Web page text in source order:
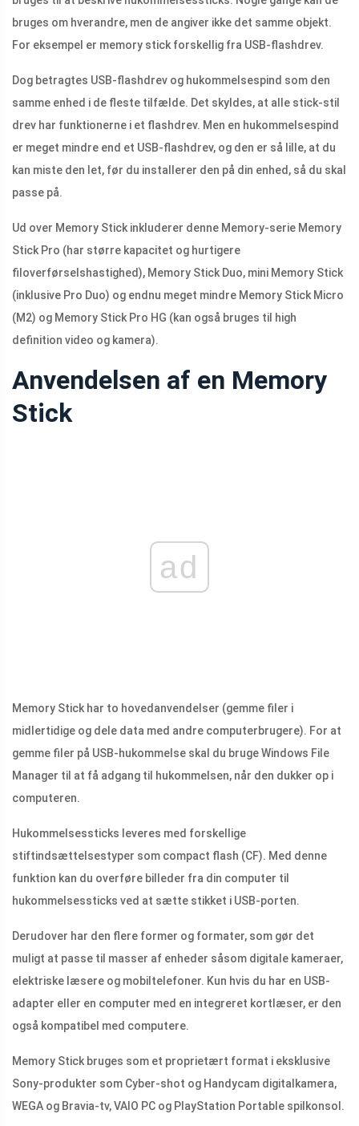
bruges om hverandre, men de angiver ikke det samme objekt.
For eksempel er memory stick forskellig fra USB-flashdrev.
Dog betragtes USB-flashdrev og hukommelsespind som den
samme enhed i de fleste tilfælde. Det skyldes, at alle stick-stil
drev har funktionerne i et flashdrev. Men en hukommelsespind
er meget mindre end et USB-flashdrev, og den er så lille, at du
kan miste den let, før du installerer den på din enhed, så du skal
passe på.
Ud over Memory Stick inkluderer denne Memory-serie Memory
Stick Pro (har større kapacitet og hurtigere
filoverførselshastighed), Memory Stick Duo, mini Memory Stick
(inklusive Pro Duo) og endnu meget mindre Memory Stick Micro
(M2) og Memory Stick Pro HG (kan også bruges til high
definition video og kamera).
Anvendelsen af ​​en Memory
Stick
ad
Memory Stick har to hovedanvendelser (gemme filer i
midlertidige og dele data med andre computerbrugere). For at
gemme filer på USB-hukommelse skal du bruge Windows File
Manager til at få adgang til hukommelsen, når den dukker op i
computeren.
Hukommelsessticks leveres med forskellige
stiftindsættelsestyper som compact flash (CF). Med denne
funktion kan du overføre billeder fra din computer til
hukommelsessticks ved at sætte stikket i USB-porten.
Derudover har den flere former og formater, som gør det
muligt at passe til masser af enheder såsom digitale kameraer,
elektriske læsere og mobiltelefoner. Kun hvis du har en USB-
adapter eller en computer med en integreret kortlæser, er den
også kompatibel med computere.
Memory Stick bruges som et proprietært format i eksklusive
Sony-produkter som Cyber-shot og Handycam digitalkamera,
WEGA og Bravia-tv, VAIO PC og PlayStation Portable spilkonsol.